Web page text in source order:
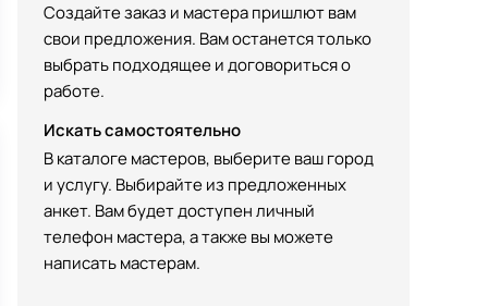
Создайте заказ и мастера пришлют вам
свои предложения. Вам останется только
выбрать подходящее и договориться о
работе.
Искать самостоятельно
В каталоге мастеров, выберите ваш город
и услугу. Выбирайте из предложенных
анкет. Вам будет доступен личный
телефон мастера, а также вы можете
написать мастерам.